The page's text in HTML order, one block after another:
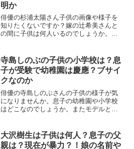
明か
俳優の杉浦太陽さん子供の画像や様子を
知りたくないですか？嫁の辻希美さんと
の間に子供は何人いるのでしょうか。ま
記事では杉浦太陽さんの子供の様子につ
いて詳しくまとめていきます。
寺島しのぶの子供の小学校は？息
子が受験で幼稚園は慶應？ブサイ
クなのか
俳優の寺島しのぶさんの子供の様子が気
になりませんか。息子の幼稚園や小学校
はどこなのでしょうか。またモデルとか
か気になりますね。この記事では寺島し
のぶさんの子供の様子についてまとめて
大沢樹生は子供は何人？息子の父
親は？現在が暴力？！娘の名前や